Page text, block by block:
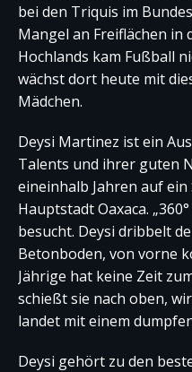
bei den Triquis im
Mangel an Freiflächen in
Hochlands kam Fußball
wächst dort heute mit
Mädchen.
Deysi Martinez ist ein
Talents und ihrer guten
eineinhalb Jahren auf
Hauptstadt Oaxaca.
besucht. Deysi dribbelt
Betonboden, von vorne
Jährige hat keine Zeit
schießt sie nach oben,
landet mit einem
Deysi gehört zu den